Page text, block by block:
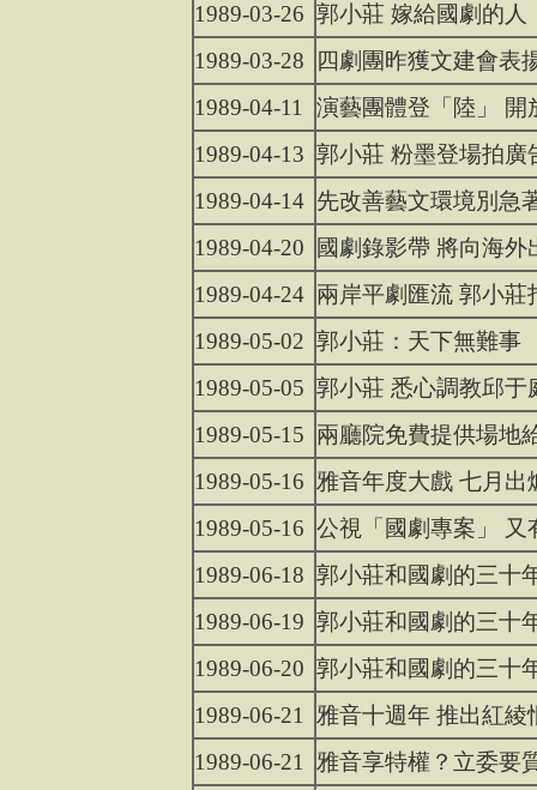
1989-03-26 郭小莊 嫁給國劇的人
1989-03-28
四劇團昨獲文建會表
1989-04-11
演藝團體登「陸」 開
1989-04-13 郭小莊 粉墨登場拍廣
1989-04-14 先改善藝文環境別急
1989-04-20
國劇錄影帶 將向海外
1989-04-24 兩岸平劇匯流 郭小莊
1989-05-02 郭小莊：天下無難事
1989-05-05 郭小莊 悉心調教邱于
1989-05-15 兩廳院免費提供場地
1989-05-16 雅音年度大戲 七月出
1989-05-16 公視「國劇專案」 又
1989-06-18 郭小莊和國劇的三十
1989-06-19 郭小莊和國劇的三十
1989-06-20 郭小莊和國劇的三十
1989-06-21
雅音十週年 推出紅綾
1989-06-21
雅音享特權？立委要